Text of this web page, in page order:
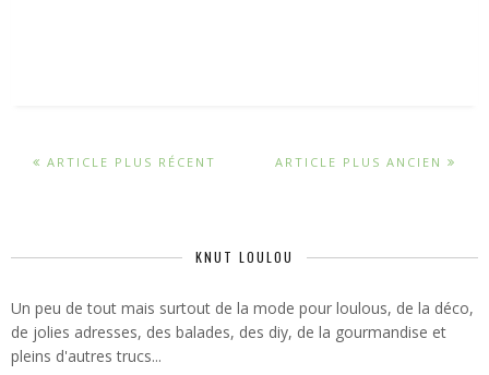
ARTICLE PLUS RÉCENT ARTICLE PLUS ANCIEN
KNUT LOULOU
Un peu de tout mais surtout de la mode pour loulous, de la déco,
de jolies adresses, des balades, des diy, de la gourmandise et
pleins d'autres trucs...